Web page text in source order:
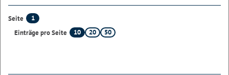
Seite
1
Einträge pro Seite
10 20 50